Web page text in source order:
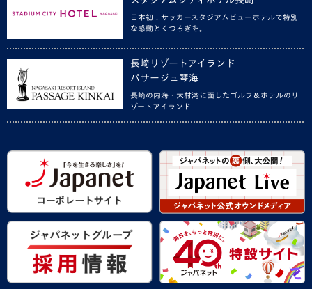
日本初！サッカースタジアムビューホテルで特別
な感動とくつろぎを。
長崎リゾートアイランド
パサージュ琴海
長崎の内海・大村湾に面したゴルフ＆ホテルのリ
ゾートアイランド